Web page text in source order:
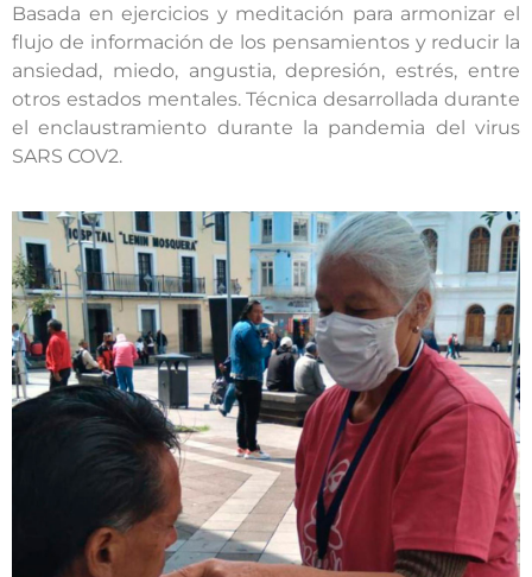
Basada en ejercicios y meditación para armonizar el
flujo de información de los pensamientos y reducir la
ansiedad, miedo, angustia, depresión, estrés, entre
otros estados mentales. Técnica desarrollada durante
el enclaustramiento durante la pandemia del virus
SARS COV2.